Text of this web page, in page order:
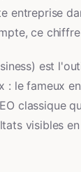
entreprise
ce
est
: le fameux
classique
visibles